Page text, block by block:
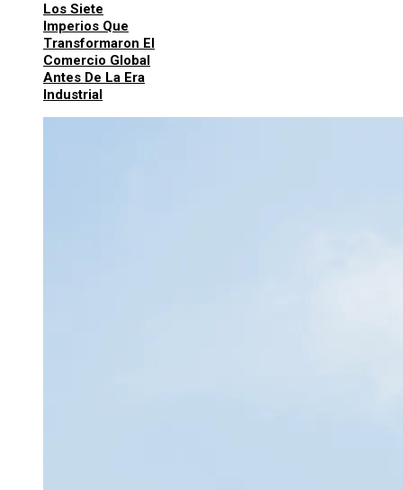
Los Siete
Imperios Que
Transformaron El
Comercio Global
Antes De La Era
Industrial